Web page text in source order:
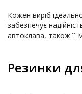
Кожен виріб
забезпечує
Резинки